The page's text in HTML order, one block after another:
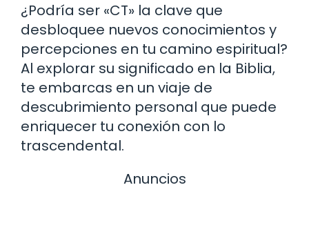
¿Podría ser «CT» la clave que
desbloquee nuevos conocimientos y
percepciones en tu camino espiritual?
Al explorar su significado en la Biblia,
te embarcas en un viaje de
descubrimiento personal que puede
enriquecer tu conexión con lo
trascendental.
Anuncios